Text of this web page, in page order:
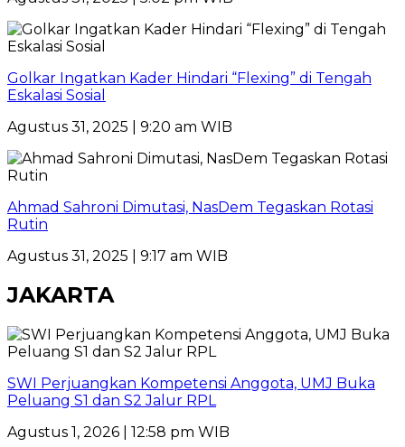
Golkar Ingatkan Kader Hindari “Flexing” di Tengah
Eskalasi Sosial
Agustus 31, 2025 | 9:20 am WIB
Ahmad Sahroni Dimutasi, NasDem Tegaskan Rotasi
Rutin
Agustus 31, 2025 | 9:17 am WIB
JAKARTA
SWI Perjuangkan Kompetensi Anggota, UMJ Buka
Peluang S1 dan S2 Jalur RPL
Agustus 1, 2026 | 12:58 pm WIB